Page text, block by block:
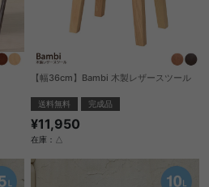
【幅36cm】Bambi 木製レザースツール
送料無料 完成品
¥11,950
在庫：△